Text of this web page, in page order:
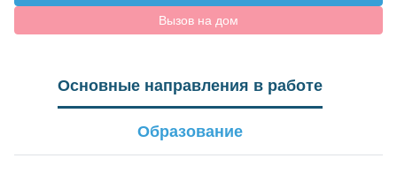
Вызов на дом
Основные направления в работе
Образование